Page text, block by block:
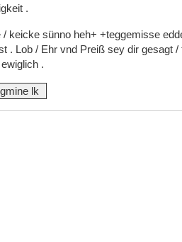
.
/ keicke sünno heh+ +teggemisse
. Lob / Ehr vnd Preiß sey dir gesagt /
ewiglich .
lk